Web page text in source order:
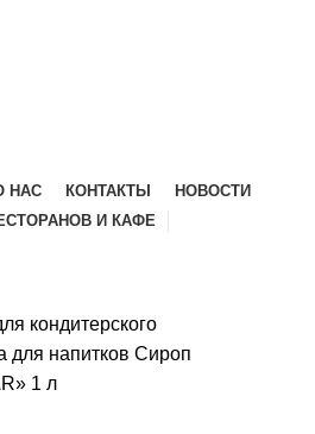
НАС КОНТАКТЫ
НОВОСТИ
И КАФЕ
кондитерского
для напитков Сироп
1 л